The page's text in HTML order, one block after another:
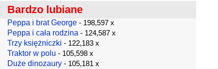
Bardzo lubiane
Peppa i brat George - 198,597 x
Peppa i cała rodzina - 124,587 x
Trzy księżniczki - 122,183 x
Traktor w polu - 105,598 x
Duże dinozaury - 105,181 x